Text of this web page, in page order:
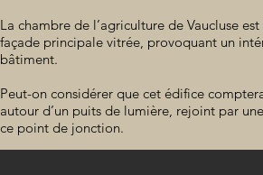
La chambre de l’agriculture de Vaucluse est
façade principale vitrée, provoquant un
bâtiment.
Peut-on considérer que cet édifice
autour d’un puits de lumière, rejoint par
ce point de jonction.